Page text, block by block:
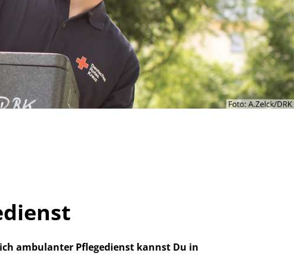
ambulanter Pflegedienst kannst Du in